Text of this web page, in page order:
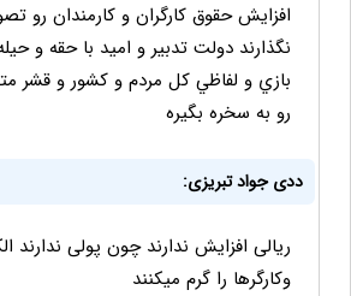
افزايش حقوق کارگران و کارمندان رو
نگذارند دولت تدبير و اميد با حقه و
بازي و لفاظي کل مردم و کشور و قشر
رو به سخره بگيره
ددی جواد تبریزی:
ریالی افزایش ندارند چون پولی ندارند
وکارگرها را گرم میکنند